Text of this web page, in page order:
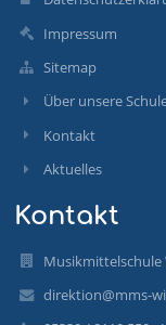
Impressum
Sitemap
Über unsere
Kontakt
Aktuelles
Kontakt
Musikmittelschule
direktion@mms-